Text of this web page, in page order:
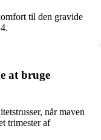
til den gravide
at bruge
når maven
trimester af